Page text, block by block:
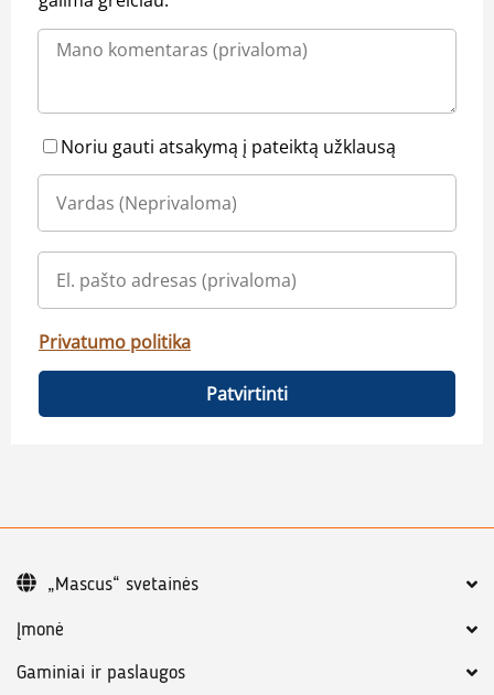
Noriu gauti atsakymą į pateiktą užklausą
Privatumo politika
Patvirtinti
Įmonė
Gaminiai ir paslaugos
„Mascus“ svetainės